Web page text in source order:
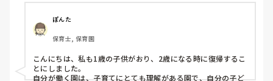
少ない大人に対してたくさんの子どもになってしまうし
母と2人なら子どもに合わせた生活ができますよね。
一歳の子どもがいますが、そろそろ働きたいなって思いま
す。でも自分が保育園の先生してきたからこそ、余裕のない
保育園っていう環境に入れるのがちょっと怖いんです。
それと、自分の子どもを預けて人の子どもをみるのも
なんだかモヤモヤします。
ぽんた
保育士, 保育園
こんにちは、私も1歳の子供がおり、2歳になる時に復帰するこ
とにしました。
自分が働く園は、子育てにとても理解がある園で、自分の子ど